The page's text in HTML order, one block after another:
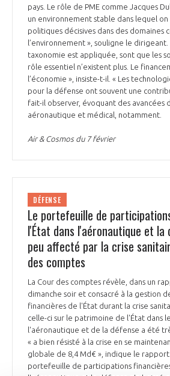
pays. Le rôle de PME comme Jacques
un environnement stable dans lequel
politiques décisives dans des domaines
l’environnement », souligne le dirigeant.
taxonomie est appliquée, sont que les
rôle essentiel n’existent plus. Le
l’économie », insiste-t-il. « Les
pour la défense ont souvent une
fait-il observer, évoquant des avancées
aéronautique et médical, notamment.
Air & Cosmos du 7 février
DÉFENSE
Le portefeuille de
l'État dans l'aéronautique et la
peu affecté par la crise
des comptes
La Cour des comptes révèle, dans un
dimanche soir et consacré à la gestion
financières de l'État durant la crise
celle-ci sur le patrimoine de l'État dans
l'aéronautique et de la défense a été
« a bien résisté à la crise en se
globale de 8,4 Md€ », indique le
portefeuille de participations